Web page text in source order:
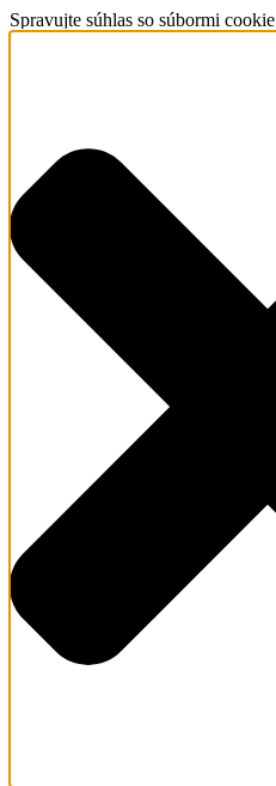
Spravujte súhlas so súbormi cookie